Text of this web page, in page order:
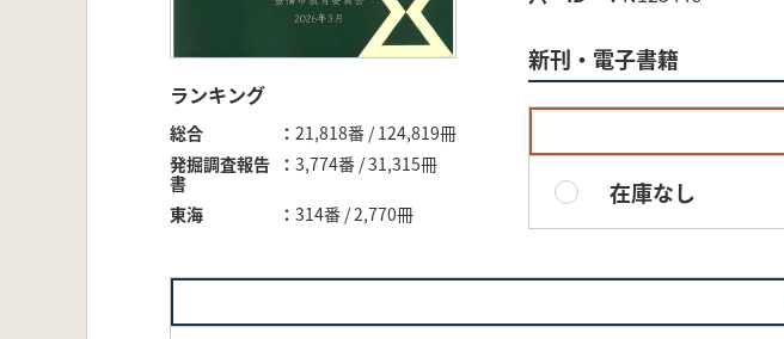
ランキング
総合
21,818番 / 124,819冊
発掘調査報告
書
3,774番 / 31,315冊
東海 314番 / 2,770冊
新刊・電子書籍
在庫なし